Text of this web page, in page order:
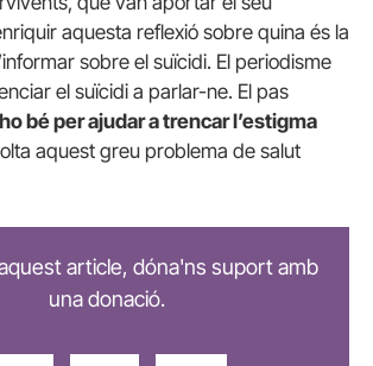
aquesta reflexió sobre quina és la
sobre el suïcidi. El periodisme
el suïcidi a parlar-ne. El pas
bé per ajudar a trencar l’estigma
aquest greu problema de salut
article, dóna'ns suport amb
una donació.